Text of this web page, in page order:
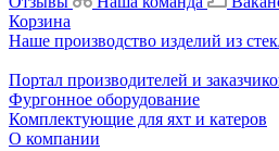
Корзина
Наше производство изделий из
Портал производителей и
Фургонное оборудование
Комплектующие для яхт и катеров
О компании